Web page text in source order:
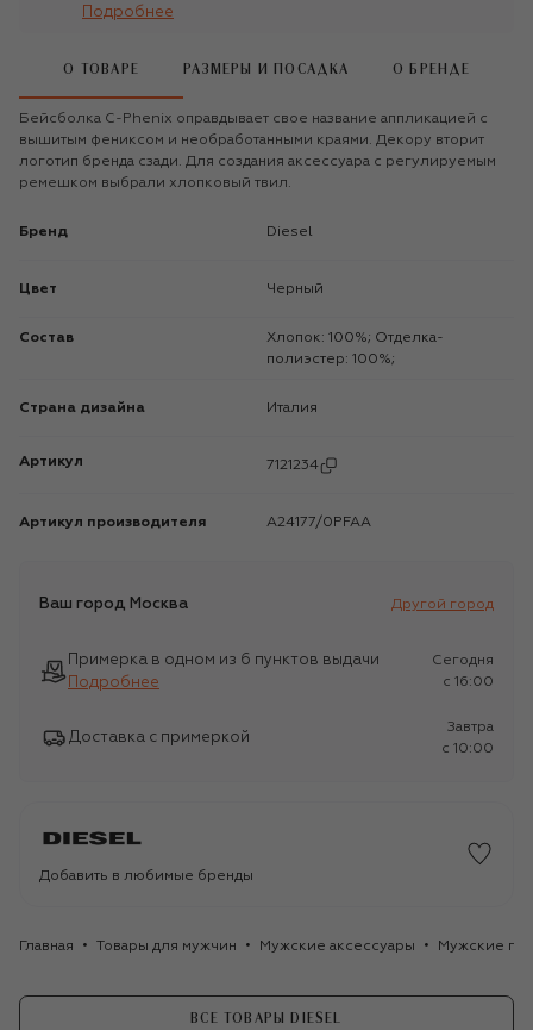
Подробнее
О ТОВАРЕ РАЗМЕРЫ И ПОСАДКА О БРЕНДЕ
Бейсболка C-Phenix оправдывает свое название аппликацией с
вышитым фениксом и необработанными краями. Декору вторит
логотип бренда сзади. Для создания аксессуара с регулируемым
ремешком выбрали хлопковый твил.
Бренд Diesel
Цвет Черный
Состав
Хлопок: 100%; Отделка-
полиэстер: 100%;
Страна дизайна Италия
Артикул 7121234
Артикул производителя A24177/0PFAA
Ваш город Москва Другой город
Примерка в одном из 6 пунктов выдачи
Подробнее
Сегодня
c 16:00
Доставка с примеркой
Завтра
c 10:00
Добавить в любимые бренды
Главная Товары для мужчин Мужские аксессуары Мужские
ВСЕ ТОВАРЫ DIESEL